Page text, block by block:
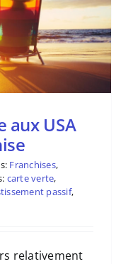
aux USA
Franchises,
carte verte,
passif,
relativement